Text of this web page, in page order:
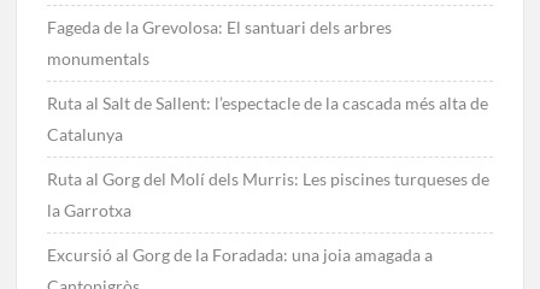
Fageda de la Grevolosa: El santuari dels arbres
monumentals
Ruta al Salt de Sallent: l’espectacle de la cascada més alta de
Catalunya
Ruta al Gorg del Molí dels Murris: Les piscines turqueses de
la Garrotxa
Excursió al Gorg de la Foradada: una joia amagada a